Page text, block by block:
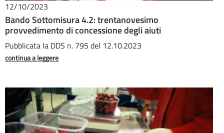
12/10/2023
Bando Sottomisura 4.2: trentanovesimo
provvedimento di concessione degli aiuti
Pubblicata la DDS n. 795 del 12.10.2023
continua a leggere